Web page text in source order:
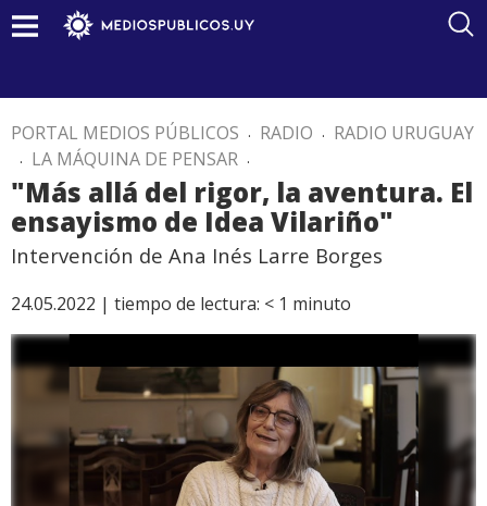
PORTAL MEDIOS PÚBLICOS . RADIO . RADIO URUGUAY
. LA MÁQUINA DE PENSAR .
"Más allá del rigor, la aventura. El
ensayismo de Idea Vilariño"
Intervención de Ana Inés Larre Borges
24.05.2022 | tiempo de lectura: < 1 minuto